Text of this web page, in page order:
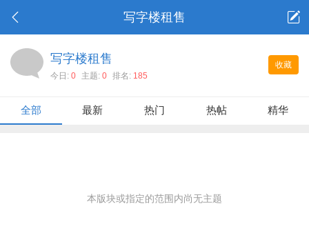
写字楼租售
收藏
写字楼租售
今日: 0 主题: 0 排名: 185
全部 最新 热门 热帖 精华
本版块或指定的范围内尚无主题